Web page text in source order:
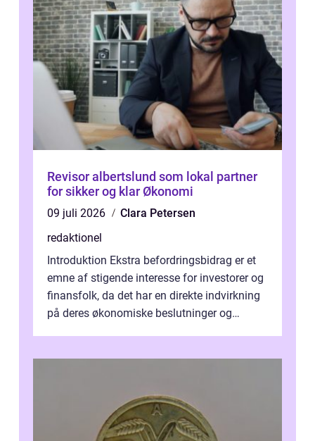
Revisor albertslund som lokal partner
for sikker og klar Økonomi
09 juli 2026
Clara Petersen
redaktionel
Introduktion Ekstra befordringsbidrag er et
emne af stigende interesse for investorer og
finansfolk, da det har en direkte indvirkning
på deres økonomiske beslutninger og